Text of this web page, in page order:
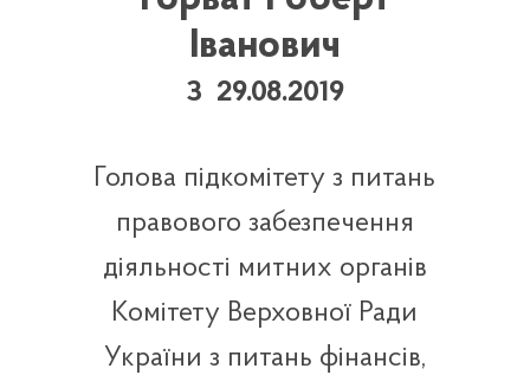
Іванович
З 29.08.2019
Голова підкомітету з питань
правового забезпечення
діяльності митних органів
Комітету Верховної Ради
України з питань фінансів,